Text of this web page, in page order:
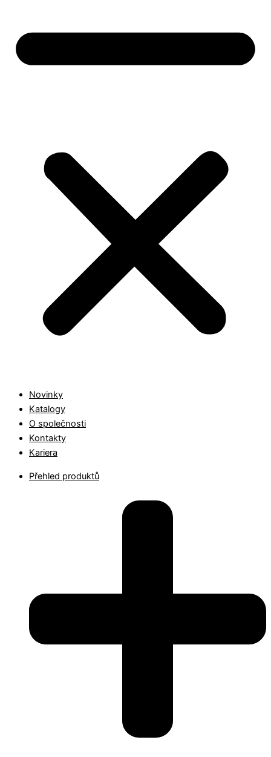
Novinky
Katalogy
O společnosti
Kontakty
Kariera
Přehled produktů